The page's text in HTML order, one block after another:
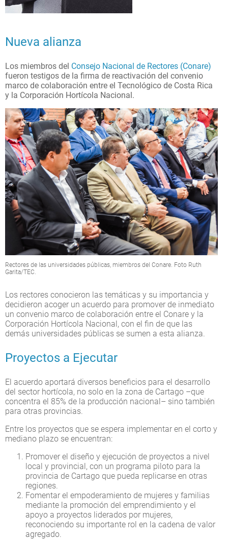
Nueva alianza
Los miembros del Consejo Nacional de Rectores (Conare)
fueron testigos de la firma de reactivación del convenio
marco de colaboración entre el Tecnológico de Costa Rica
y la Corporación Hortícola Nacional.
Rectores de las universidades públicas, miembros del Conare. Foto Ruth
Garita/TEC.
Los rectores conocieron las temáticas y su importancia y
decidieron acoger un acuerdo para promover de inmediato
un convenio marco de colaboración entre el Conare y la
Corporación Hortícola Nacional, con el fin de que las
demás universidades públicas se sumen a esta alianza.
Proyectos a Ejecutar
El acuerdo aportará diversos beneficios para el desarrollo
del sector hortícola, no solo en la zona de Cartago –que
concentra el 85% de la producción nacional– sino también
para otras provincias.
Entre los proyectos que se espera implementar en el corto y
mediano plazo se encuentran:
Promover el diseño y ejecución de proyectos a nivel
local y provincial, con un programa piloto para la
provincia de Cartago que pueda replicarse en otras
regiones.
Fomentar el empoderamiento de mujeres y familias
mediante la promoción del emprendimiento y el
apoyo a proyectos liderados por mujeres,
reconociendo su importante rol en la cadena de valor
agregado.